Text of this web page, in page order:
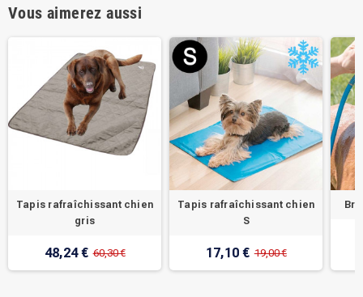
Vous aimerez aussi
Tapis rafraîchissant chien
gris
48,24 € 60,30 €
Tapis rafraîchissant chien
S
17,10 € 19,00 €